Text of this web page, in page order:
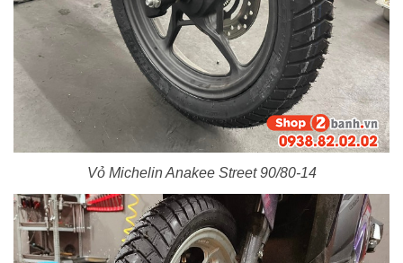
Vỏ Michelin Anakee Street 90/80-14